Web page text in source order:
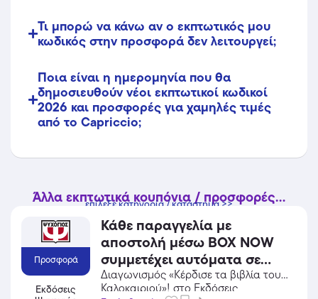
Τι μπορώ να κάνω αν ο εκπτωτικός μου
κωδικός στην προσφορά δεν λειτουργεί;
Ποια είναι η ημερομηνία που θα
δημοσιευθούν νέοι εκπτωτικοί κωδικοί
2026 και προσφορές για χαμηλές τιμές
από το Capriccio;
Άλλα εκπτωτικά κουπόνια / προσφορές...
επίλεξε κατηγορία / κατάστημα >>
Προσφορά
Εκδόσεις
Κάθε παραγγελία με
αποστολή μέσω BOX NOW
συμμετέχει αυτόματα σε
εβδομαδιαία κλήρωση για
μια δωροεπιταγή 50€!
Διαγωνισμός «Κέρδισε τα βιβλία του
Καλοκαιριού»! στο Εκδόσεις